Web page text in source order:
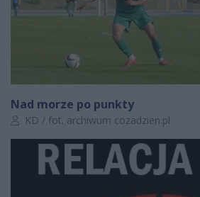
Nad morze po punkty
Autor artykułu:
KD / fot. archiwum cozadzien.pl